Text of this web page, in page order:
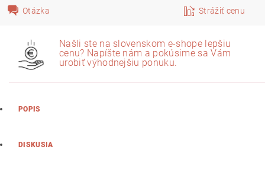
Otázka Strážiť cenu
Našli ste na slovenskom e-shope lepšiu
cenu? Napíšte nám a pokúsime sa Vám
urobiť výhodnejšiu ponuku.
POPIS
DISKUSIA